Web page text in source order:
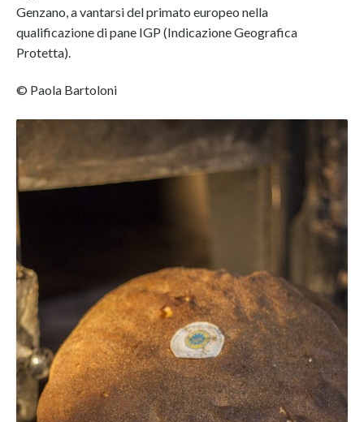
Genzano, a vantarsi del primato europeo nella
qualificazione di pane IGP (Indicazione Geografica
Protetta).
© Paola Bartoloni